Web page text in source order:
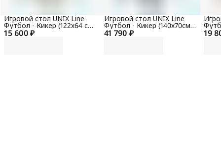
15 600 ₽
Игровой стол UNIX Line
Футбол - Кикер (122х64 cм)
Wood 41 790 ₽
Игровой стол UNIX Line
Футбол - Кикер (140х70см)
Light Wood 19
Grey